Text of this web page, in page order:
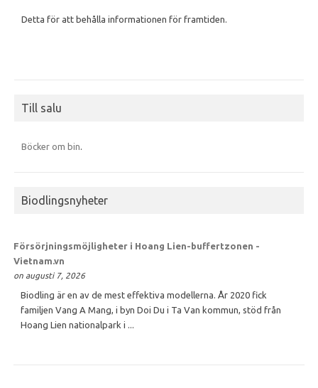
Detta för att behålla informationen för framtiden.
Till salu
Böcker om bin.
Biodlingsnyheter
Försörjningsmöjligheter i Hoang Lien-buffertzonen -
Vietnam.vn
on augusti 7, 2026
Biodling är en av de mest effektiva modellerna. År 2020 fick
familjen Vang A Mang, i byn Doi Du i Ta Van kommun, stöd från
Hoang Lien nationalpark i ...